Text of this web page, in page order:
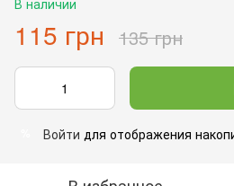
115 грн 135 грн
Войти для отображения